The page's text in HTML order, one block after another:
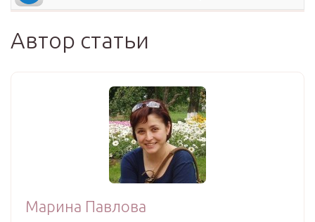
Автор статьи
Марина Павлова